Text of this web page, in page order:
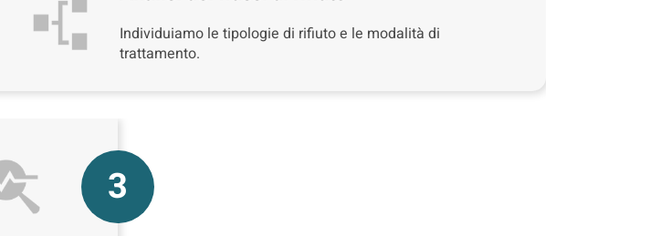
Individuiamo le tipologie di rifiuto e le modalità di
trattamento.
3